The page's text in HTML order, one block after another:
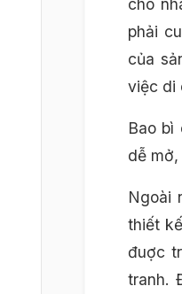
cho
phải
của
việc di
Bao bì
dễ
Ngoài
thiết
đuợc
tranh.